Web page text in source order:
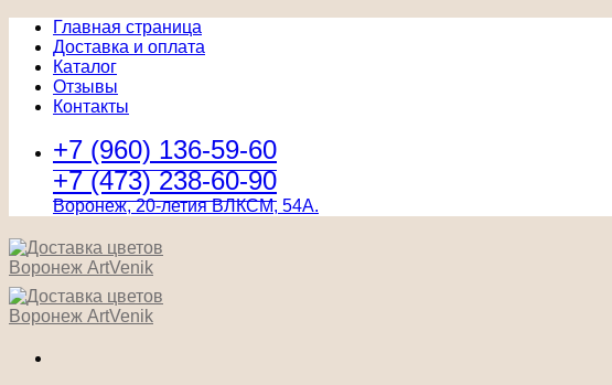
Главная страница
Доставка и оплата
Каталог
Отзывы
Контакты
+7 (960) 136-59-60
+7 (473) 238-60-90
Воронеж, 20-летия ВЛКСМ, 54А.